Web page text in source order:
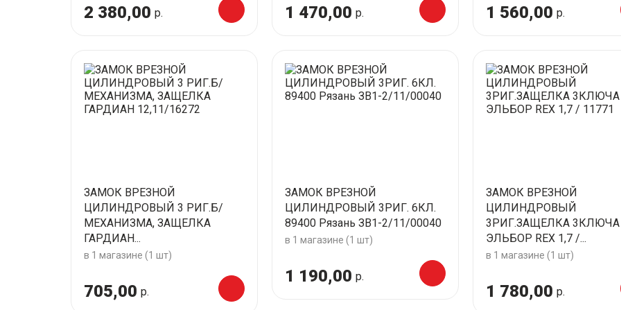
2 380,00 р. 1 470,00 р. 1 560,00 р.
ЗАМОК ВРЕЗНОЙ
ЦИЛИНДРОВЫЙ 3 РИГ.Б/
МЕХАНИЗМА, ЗАЩЕЛКА
ГАРДИАН...
в 1 магазине (1 шт)
705,00 р.
ЗАМОК ВРЕЗНОЙ
ЦИЛИНДРОВЫЙ 3РИГ. 6КЛ.
89400 Рязань ЗВ1-2/11/00040
в 1 магазине (1 шт)
1 190,00 р.
ЗАМОК ВРЕЗНОЙ
ЦИЛИНДРОВЫЙ
3РИГ.ЗАЩЕЛКА 3КЛЮЧА
ЭЛЬБОР REX 1,7 /...
в 1 магазине (1 шт)
1 780,00 р.